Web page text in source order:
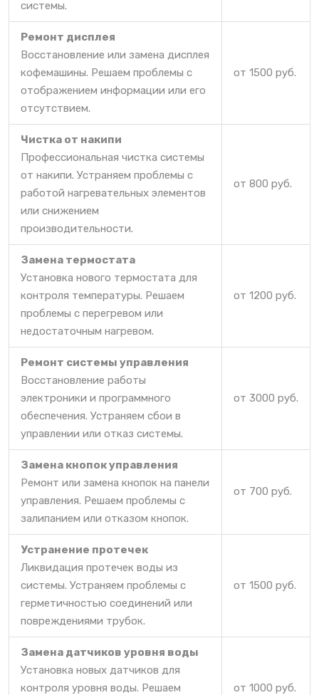
системы.
Ремонт дисплея
Восстановление или замена дисплея
кофемашины. Решаем проблемы с
отображением информации или его
отсутствием.
от 1500 руб.
Чистка от накипи
Профессиональная чистка системы
от накипи. Устраняем проблемы с
работой нагревательных элементов
или снижением
производительности.
от 800 руб.
Замена термостата
Установка нового термостата для
контроля температуры. Решаем
проблемы с перегревом или
недостаточным нагревом.
от 1200 руб.
Ремонт системы управления
Восстановление работы
электроники и программного
обеспечения. Устраняем сбои в
управлении или отказ системы.
от 3000 руб.
Замена кнопок управления
Ремонт или замена кнопок на панели
управления. Решаем проблемы с
залипанием или отказом кнопок.
от 700 руб.
Устранение протечек
Ликвидация протечек воды из
системы. Устраняем проблемы с
герметичностью соединений или
повреждениями трубок.
от 1500 руб.
Замена датчиков уровня воды
Установка новых датчиков для
контроля уровня воды. Решаем
от 1000 руб.